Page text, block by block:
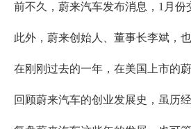
前不久，蔚来汽车发布消息，1月份
此外，蔚来创始人、董事长李斌，也
在刚刚过去的一年，在美国上市的
回顾蔚来汽车的创业发展史，虽历